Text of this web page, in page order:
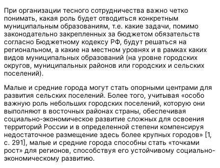
При организации тесного сотрудничества важно четко
понимать, какая роль будет отводиться конкретным
муниципальным образованиям, т.е. какие задачи, помимо
законодательно закрепленных за бюджетом обязательств
согласно Бюджетному кодексу РФ, будут решаться на
региональном, а какие на местном уровнях и в рамках каких
видов муниципальных образований (на уровне городских
округов, муниципальных районов или городских и сельских
поселений).
Малые и средние города могут стать опорными центрами для
развития сельских поселений. Более того, учитывая «особо
важную роль небольших городских поселений, которую они
выполняют в восточных районах страны, обеспечивая
социально-экономическое развитие сложных для освоения
территорий России и в определенной степени компенсируя
недостаточное размещение здесь более крупных городов» [1,
с. 291], малые и средние города способны стать «точками
рост» для регионов, способствуя его устойчивому социально-
экономическому развитию.